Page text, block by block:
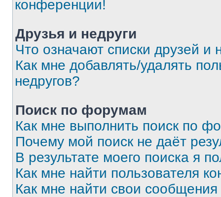
конференции!
Друзья и недруги
Что означают списки друзей и
Как мне добавлять/удалять
недругов?
Поиск по форумам
Как мне выполнить поиск по
Почему мой поиск не даёт
В результате моего поиска я
Как мне найти пользователя
Как мне найти свои